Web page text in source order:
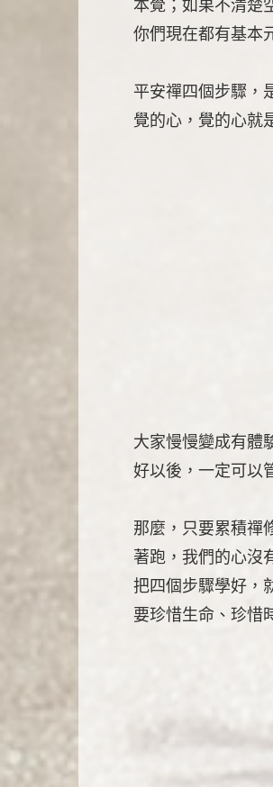
本覺；如果不清楚
你們現在都有基本
平安禪四個步驟，
覺的心，覺的心就
大家慢慢變成有體
好以後，一定可以
那麼，只要累積禪
著跑，我們的心沒
把四個步驟學好，
要珍惜生命、珍惜